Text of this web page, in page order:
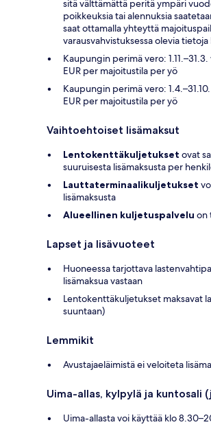
sitä välttämättä peritä ympäri
poikkeuksia tai alennuksia
saat ottamalla yhteyttä
varausvahvistuksessa olevia
Kaupungin perimä vero:
EUR per majoitustila per yö
Kaupungin perimä vero:
EUR per majoitustila per yö
Vaihtoehtoiset lisämaksut
Lentokenttäkuljetukset ovat
suuruisesta lisämaksusta per
Lauttaterminaalikuljetukset
lisämaksusta
Alueellinen kuljetuspalvelu on
Lapset ja lisävuoteet
Huoneessa tarjottava
lisämaksua vastaan
Lentokenttäkuljetukset maksavat
suuntaan)
Lemmikit
Avustajaeläimistä ei veloiteta
Uima-allas, kylpylä ja kuntosali
Uima-allasta voi käyttää klo